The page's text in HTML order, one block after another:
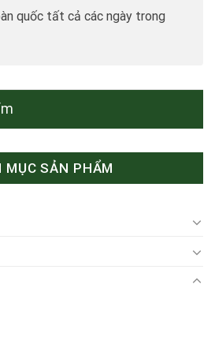
quốc tất cả các ngày trong
MỤC SẢN PHẨM